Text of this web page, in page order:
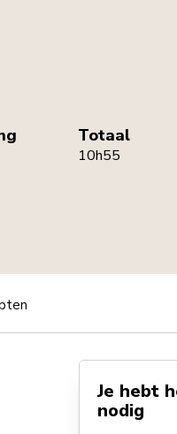
Totaal
10h55
Je hebt
nodig